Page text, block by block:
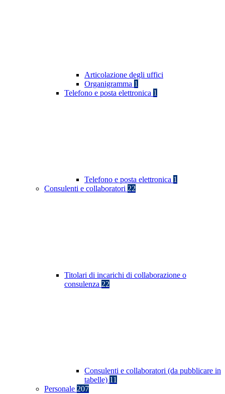
Articolazione degli uffici
Organigramma 1
Telefono e posta elettronica 1
Telefono e posta elettronica 1
Consulenti e collaboratori 22
Titolari di incarichi di collaborazione o
consulenza 22
Consulenti e collaboratori (da pubblicare in
tabelle) 11
Personale 207